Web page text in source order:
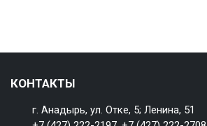
КОНТАКТЫ
г. Анадырь, ул. Отке, 5; Ленина, 51